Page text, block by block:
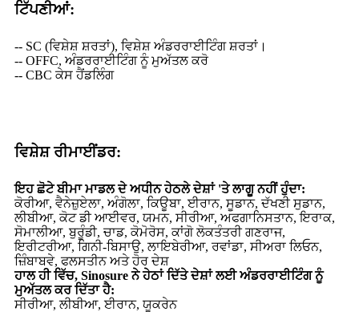
ਟਿੱਪਣੀਆਂ:
-- SC (ਵਿਸ਼ੇਸ਼ ਸ਼ਰਤਾਂ), ਵਿਸ਼ੇਸ਼ ਅੰਡਰਰਾਈਟਿੰਗ ਸ਼ਰਤਾਂ।
-- OFFC, ਅੰਡਰਰਾਈਟਿੰਗ ਨੂੰ ਮੁਅੱਤਲ ਕਰੋ
-- CBC ਕੇਸ ਹੈਂਡਲਿੰਗ
ਵਿਸ਼ੇਸ਼ ਰੀਮਾਈਂਡਰ:
ਇਹ ਛੋਟੇ ਬੀਮਾ ਮਾਡਲ ਦੇ ਅਧੀਨ ਹੇਠਲੇ ਦੇਸ਼ਾਂ 'ਤੇ ਲਾਗੂ ਨਹੀਂ ਹੁੰਦਾ:
ਕੋਰੀਆ, ਵੈਨੇਜ਼ੁਏਲਾ, ਅੰਗੋਲਾ, ਕਿਊਬਾ, ਈਰਾਨ, ਸੂਡਾਨ, ਦੱਖਣੀ ਸੁਡਾਨ,
ਲੀਬੀਆ, ਕੋਟ ਡੀ ਆਈਵਰ, ਯਮਨ, ਸੀਰੀਆ, ਅਫਗਾਨਿਸਤਾਨ, ਇਰਾਕ,
ਸੋਮਾਲੀਆ, ਬੁਰੂੰਡੀ, ਚਾਡ, ਕੋਮੋਰੋਸ, ਕਾਂਗੋ ਲੋਕਤੰਤਰੀ ਗਣਰਾਜ,
ਇਰੀਟਰੀਆ, ਗਿਨੀ-ਬਿਸਾਉ, ਲਾਇਬੇਰੀਆ, ਰਵਾਂਡਾ, ਸੀਅਰਾ ਲਿਓਨ,
ਜ਼ਿੰਬਾਬਵੇ, ਫਲਸਤੀਨ ਅਤੇ ਹੋਰ ਦੇਸ਼
ਹਾਲ ਹੀ ਵਿੱਚ, Sinosure ਨੇ ਹੇਠਾਂ ਦਿੱਤੇ ਦੇਸ਼ਾਂ ਲਈ ਅੰਡਰਰਾਈਟਿੰਗ ਨੂੰ
ਮੁਅੱਤਲ ਕਰ ਦਿੱਤਾ ਹੈ:
ਸੀਰੀਆ, ਲੀਬੀਆ, ਈਰਾਨ, ਯੂਕਰੇਨ